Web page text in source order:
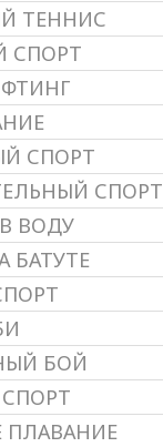
ТЕННИС
СПОРТ
СПОРТ
СПОРТ
ВОДУ
БАТУТЕ
БОЙ